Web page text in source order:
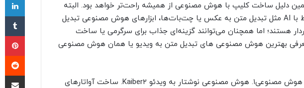
دلیل ساخت کلیپ با هوش مصنوعی از همیشه راحت‌تر خواهد بود. البته
در مقایسه با با سایر جنبه‌های مرتبط با AI مثل تبدیل متن به عکس یا چت‌بات‌ها، ابزارهای هوش مصنوعی تبدیل
هستند؛ اما همچنان می‌توانند گزینه‌ای جذاب برای سرگرمی یا ساخت
بهترین هوش مصنوعی های تبدیل متن به ویدیو یا همان هوش مصنوعی
فهرست مطالبتبدیل متن به ویدیو با هوش مصنوعی۱. هوش مصنوعی نوشتار به ویدئو Kaiber۲. ساخت آواتارهای